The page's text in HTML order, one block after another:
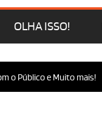
OLHA ISSO!
Público e Muito mais!